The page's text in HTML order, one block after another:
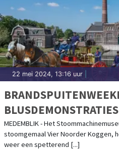
22 mei 2024, 13:16 uur
MEDEMBLIK - Het
stoomgemaal Vier Noorder Koggen,
weer een spetterend [...]